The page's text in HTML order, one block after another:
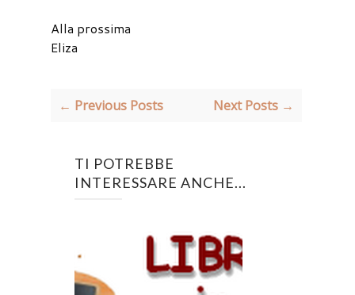
Alla prossima
Eliza
← Previous Posts Next Posts →
TI POTREBBE
INTERESSARE ANCHE...